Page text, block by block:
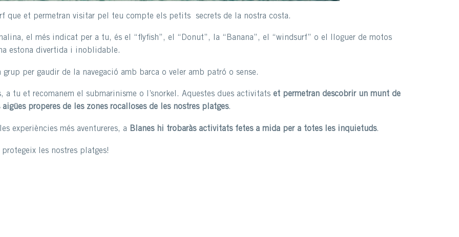
que et permetran visitar pel teu compte els petits secrets de la nostra costa.
el més indicat per a tu, és el “flyfish”, el “Donut”, la “Banana”, el “windsurf” o el lloguer de motos
estona divertida i inoblidable.
per gaudir de la navegació amb barca o veler amb patró o sense.
a tu et recomanem el submarinisme o l’snorkel. Aquestes dues activitats et permetran descobrir un munt de
properes de les zones rocalloses de les nostres platges.
experiències més aventureres, a Blanes hi trobaràs activitats fetes a mida per a totes les inquietuds.
les nostres platges!